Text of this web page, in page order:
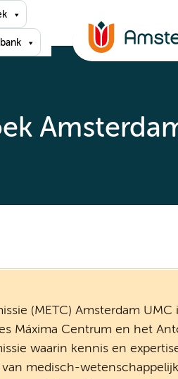
(METC) Amsterdam UMC
Máxima Centrum en het
waarin kennis en
medisch-